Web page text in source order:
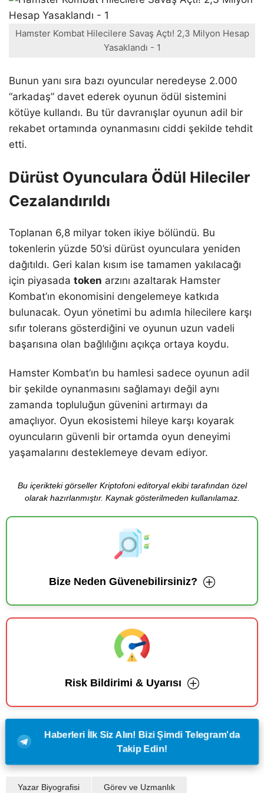
Hamster Kombat Hilecilere Savaş Açtı! 2,3 Milyon Hesap
Yasaklandı - 1
Bunun yanı sıra bazı oyuncular neredeyse 2.000
“arkadaş” davet ederek oyunun ödül sistemini
kötüye kullandı. Bu tür davranışlar oyunun adil bir
rekabet ortamında oynanmasını ciddi şekilde tehdit
etti.
Dürüst Oyunculara Ödül Hileciler
Cezalandırıldı
Toplanan 6,8 milyar token ikiye bölündü. Bu
tokenlerin yüzde 50’si dürüst oyunculara yeniden
dağıtıldı. Geri kalan kısım ise tamamen yakılacağı
için piyasada token arzını azaltarak Hamster
Kombat’ın ekonomisini dengelemeye katkıda
bulunacak. Oyun yönetimi bu adımla hilecilere karşı
sıfır tolerans gösterdiğini ve oyunun uzun vadeli
başarısına olan bağlılığını açıkça ortaya koydu.
Hamster Kombat’ın bu hamlesi sadece oyunun adil
bir şekilde oynanmasını sağlamayı değil aynı
zamanda topluluğun güvenini artırmayı da
amaçlıyor. Oyun ekosistemi hileye karşı koyarak
oyuncuların güvenli bir ortamda oyun deneyimi
yaşamalarını desteklemeye devam ediyor.
Bu içerikteki görseller Kriptofoni editoryal ekibi tarafından özel
olarak hazırlanmıştır. Kaynak gösterilmeden kullanılamaz.
Bize Neden Güvenebilirsiniz?
Risk Bildirimi & Uyarısı
Haberleri İlk Siz Alın! Bizi Şimdi Telegram'da
Takip Edin!
Yazar Biyografisi Görev ve Uzmanlık